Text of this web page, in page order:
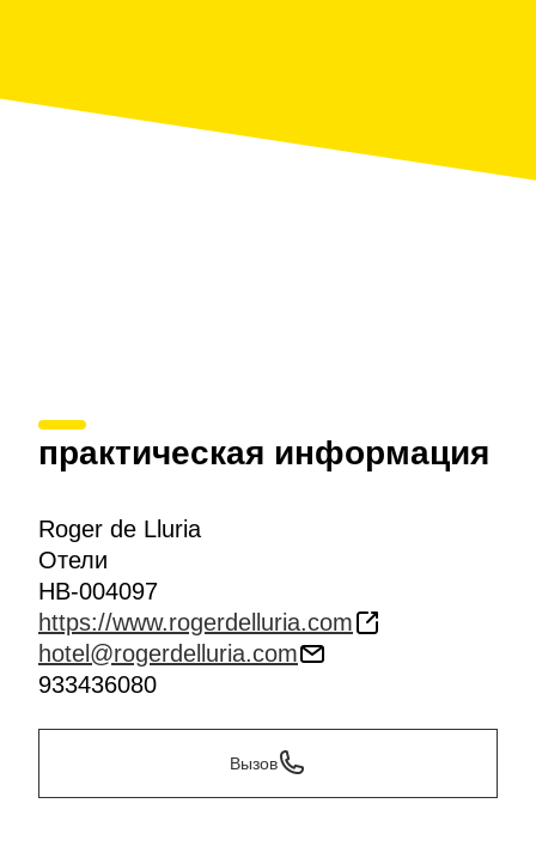
практическая информация
Roger de Lluria
Отели
HB-004097
https://www.rogerdelluria.com
hotel@rogerdelluria.com
933436080
Вызов